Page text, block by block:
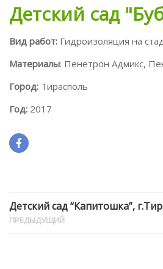
Детский сад
Вид работ: Гидроизоляция на
Материалы: Пенетрон Адмикс,
Город: Тирасполь
Год: 2017
Детский сад “Капитошка”,
ПРЕДЫДУЩИЙ